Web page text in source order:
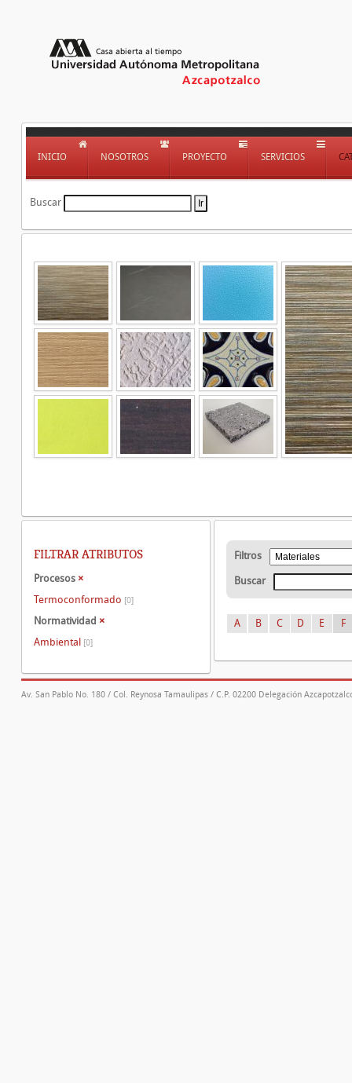
INICIO NOSOTROS PROYECTO SERVICIOS
Buscar
Filtros
Buscar
A B C D E F
FILTRAR ATRIBUTOS
Procesos ×
Termoconformado [0]
Normatividad ×
Ambiental [0]
Av. San Pablo No. 180 / Col. Reynosa Tamaulipas / C.P. 02200 Delegación